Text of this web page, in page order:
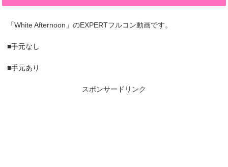
「White Afternoon」のEXPERTフルコン動画です。
■手元なし
■手元あり
スポンサードリンク